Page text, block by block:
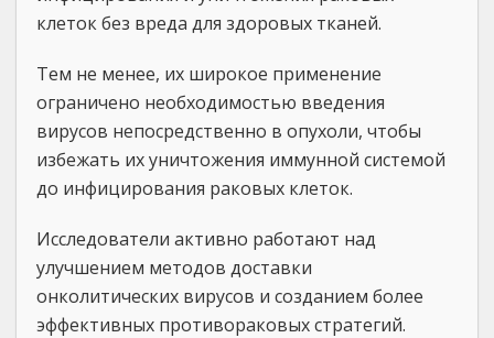
клеток без вреда для здоровых тканей.
Тем не менее, их широкое применение
ограничено необходимостью введения
вирусов непосредственно в опухоли, чтобы
избежать их уничтожения иммунной системой
до инфицирования раковых клеток.
Исследователи активно работают над
улучшением методов доставки
онколитических вирусов и созданием более
эффективных противораковых стратегий.